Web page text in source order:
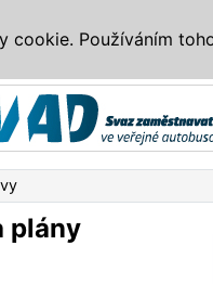
plány
Používáním